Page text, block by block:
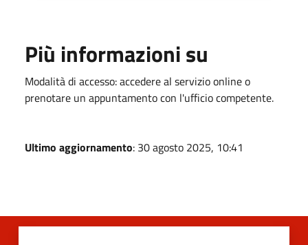
Più informazioni su
Modalità di accesso: accedere al servizio online o
prenotare un appuntamento con l'ufficio competente.
Ultimo aggiornamento: 30 agosto 2025, 10:41